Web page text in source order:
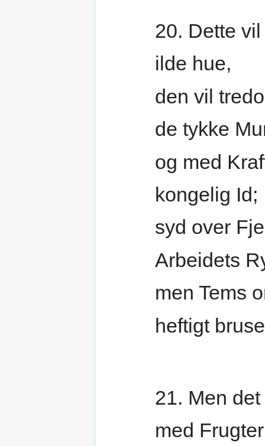
20. Dette
ilde hue,
den vil
de tykke
og med
kongelig Id;
syd over
Arbeidets
men Tems
heftigt
21. Men
med